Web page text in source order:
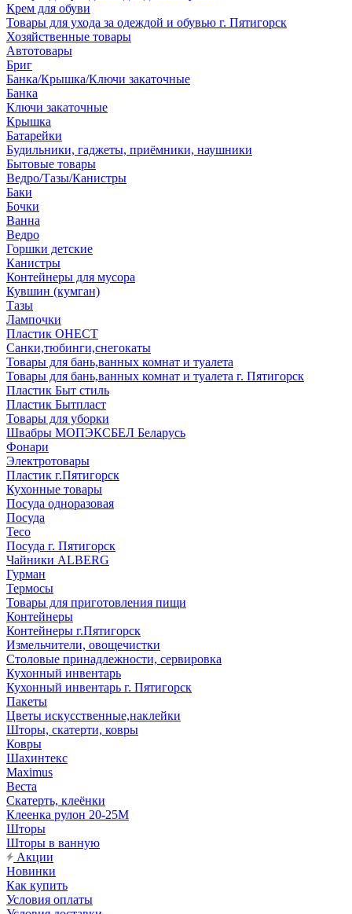
Крем для обуви
Товары для ухода за одеждой и обувью г. Пятигорск
Хозяйственные товары
Автотовары
Бриг
Банка/Крышка/Ключи закаточные
Банка
Ключи закаточные
Крышка
Батарейки
Будильники, гаджеты, приёмники, наушники
Бытовые товары
Ведро/Тазы/Канистры
Баки
Бочки
Ванна
Ведро
Горшки детские
Канистры
Контейнеры для мусора
Кувшин (кумган)
Тазы
Лампочки
Пластик ОНЕСТ
Санки,тюбинги,снегокаты
Товары для бань,ванных комнат и туалета
Товары для бань,ванных комнат и туалета г. Пятигорск
Пластик Быт стиль
Пластик Бытпласт
Товары для уборки
Швабры МОПЭКСБЕЛ Беларусь
Фонари
Электротовары
Пластик г.Пятигорск
Кухонные товары
Посуда одноразовая
Посуда
Teco
Посуда г. Пятигорск
Чайники ALBERG
Гурман
Термосы
Товары для приготовления пищи
Контейнеры
Контейнеры г.Пятигорск
Измельчители, овощечистки
Столовые принадлежности, сервировка
Кухонный инвентарь
Кухонный инвентарь г. Пятигорск
Пакеты
Цветы искусственные,наклейки
Шторы, скатерти, ковры
Ковры
Шахинтекс
Maximus
Веста
Скатерть, клеёнки
Клеенка рулон 20-25М
Шторы
Шторы в ванную
Акции
Новинки
Как купить
Условия оплаты